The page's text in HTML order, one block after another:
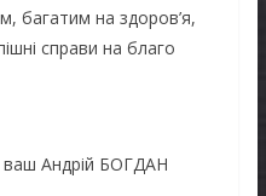
багатим на здоров’я,
справи на благо
БОГДАН